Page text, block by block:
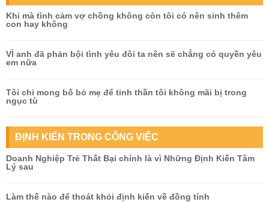
Khi mà tình cảm vợ chồng không còn tôi có nên sinh thêm
con hay không
VÌ anh đã phản bội tình yêu đôi ta nên sẽ chẳng có quyền yêu
em nữa
Tôi chỉ mong bố bỏ mẹ để tinh thần tôi không mãi bị trong
ngục tù
ĐỊNH KIẾN TRONG CÔNG VIỆC
Doanh Nghiệp Trẻ Thất Bại chính là vì Những Định Kiến Tâm
Lý sau
Làm thế nào để thoát khỏi định kiến về đồng tính